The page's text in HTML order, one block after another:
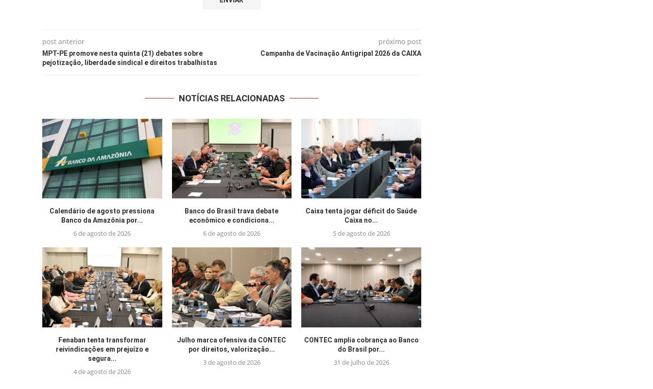
post anterior
MPT-PE promove nesta quinta (21) debates sobre
pejotização, liberdade sindical e direitos trabalhistas
próximo post
Campanha de Vacinação Antigripal 2026 da CAIXA
NOTÍCIAS RELACIONADAS
Calendário de agosto pressiona
Banco da Amazônia por...
6 de agosto de 2026
Banco do Brasil trava debate
econômico e condiciona...
6 de agosto de 2026
Caixa tenta jogar déficit do Saúde
Caixa no...
5 de agosto de 2026
Fenaban tenta transformar
reivindicações em prejuízo e
segura...
4 de agosto de 2026
Julho marca ofensiva da CONTEC
por direitos, valorização...
3 de agosto de 2026
CONTEC amplia cobrança ao Banco
do Brasil por...
31 de julho de 2026